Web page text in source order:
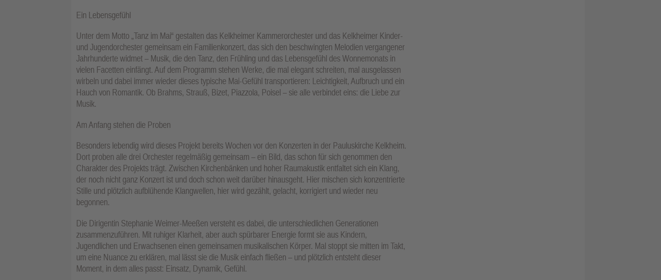
Ein Lebensgefühl
Unter dem Motto „Tanz im Mai“ gestalten das Kelkheimer Kammerorchester und das Kelkheimer Kinder-
und Jugendorchester gemeinsam ein Familienkonzert, das sich den beschwingten Melodien vergangener
Jahrhunderte widmet – Musik, die den Tanz, den Frühling und das Lebensgefühl des Wonnemonats in
vielen Facetten einfängt. Auf dem Programm stehen Werke, die mal elegant schreiten, mal ausgelassen
wirbeln und dabei immer wieder dieses typische Mai-Gefühl transportieren: Leichtigkeit, Aufbruch und ein
Hauch von Romantik. Ob Brahms, Strauß, Bizet, Piazzola, Poisel – sie alle verbindet eins: die Liebe zur
Musik.
Am Anfang stehen die Proben
Besonders lebendig wird dieses Projekt bereits Wochen vor den Konzerten in der Pauluskirche Kelkheim.
Dort proben alle drei Orchester regelmäßig gemeinsam – ein Bild, das schon für sich genommen den
Charakter des Projekts trägt. Zwischen Kirchenbänken und hoher Raumakustik entfaltet sich ein Klang,
der noch nicht ganz Konzert ist und doch schon weit darüber hinausgeht. Hier mischen sich konzentrierte
Stille und plötzlich aufblühende Klangwellen, hier wird gezählt, gelacht, korrigiert und wieder neu
begonnen.
Die Dirigentin Stephanie Weimer-Meeßen versteht es dabei, die unterschiedlichen Generationen
zusammenzuführen. Mit ruhiger Klarheit, aber auch spürbarer Energie formt sie aus Kindern,
Jugendlichen und Erwachsenen einen gemeinsamen musikalischen Körper. Mal stoppt sie mitten im Takt,
um eine Nuance zu erklären, mal lässt sie die Musik einfach fließen – und plötzlich entsteht dieser
Moment, in dem alles passt: Einsatz, Dynamik, Gefühl.